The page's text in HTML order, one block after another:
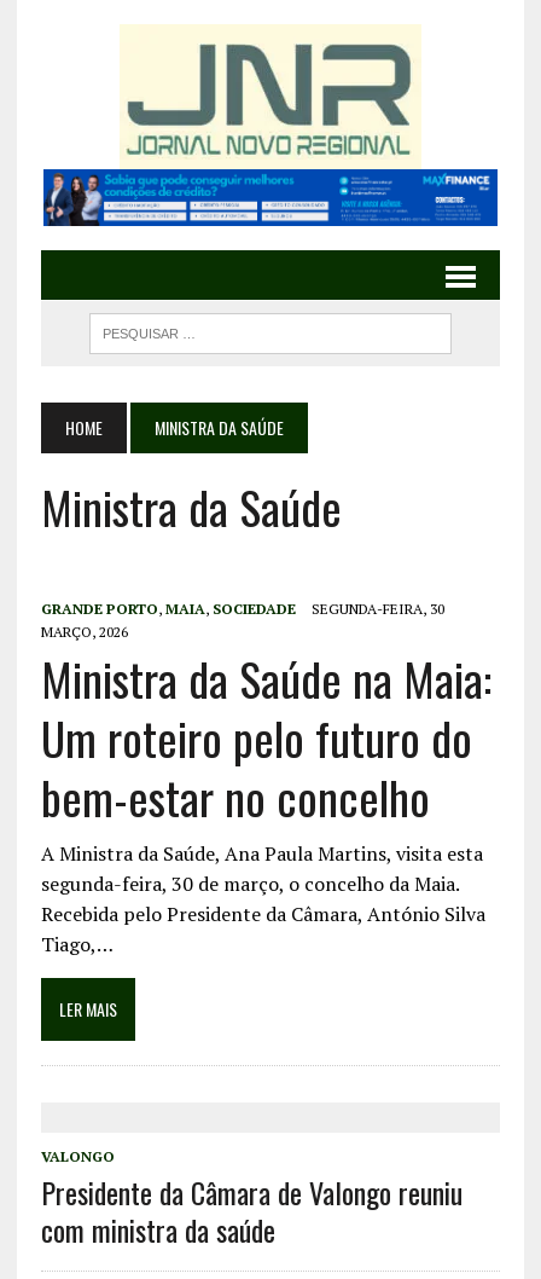
HOME MINISTRA DA SAÚDE
Ministra da Saúde
GRANDE PORTO, MAIA, SOCIEDADE
SEGUNDA-FEIRA, 30
MARÇO, 2026
Ministra da Saúde na Maia:
Um roteiro pelo futuro do
bem-estar no concelho
A Ministra da Saúde, Ana Paula Martins, visita esta
segunda-feira, 30 de março, o concelho da Maia.
Recebida pelo Presidente da Câmara, António Silva
Tiago,…
LER MAIS
VALONGO
Presidente da Câmara de Valongo reuniu
com ministra da saúde